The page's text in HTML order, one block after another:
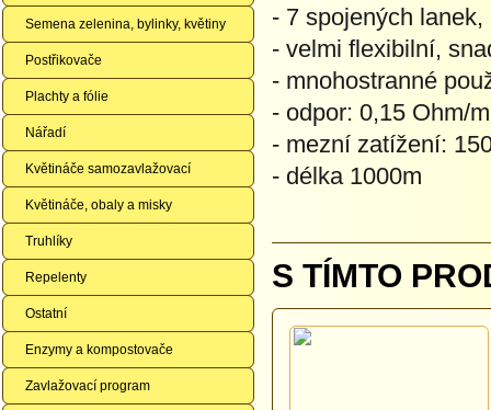
Semena zelenina, bylinky, květiny
Postřikovače
Plachty a fólie
Nářadí
Květináče samozavlažovací
Květináče, obaly a misky
Truhlíky
Repelenty
Ostatní
Enzymy a kompostovače
Zavlažovací program
- 7 spojených
- velmi flexibilní,
- mnohostranné
- odpor: 0,15 Ohm/m
- mezní zatížení:
- délka 1000m
S TÍMTO